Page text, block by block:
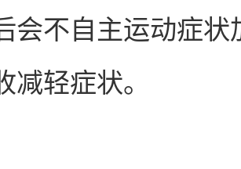
会不自主运动症
减轻症状。